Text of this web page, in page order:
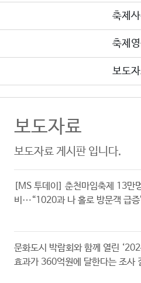
축제
축제
보도
보도자료
보도자료 게시판 입니다.
[MS 투데이] 춘천마임축제 13만
비⋯“1020과 나 홀로 방문객 급증
문화도시 박람회와 함께 열린
효과가 360억원에 달한다는 조사